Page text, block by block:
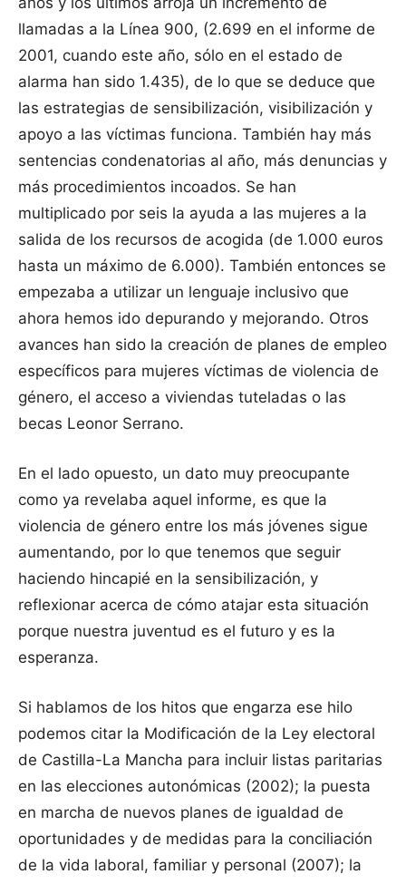
llamadas a la Línea 900, (2.699 en el informe de
2001, cuando este año, sólo en el estado de
alarma han sido 1.435), de lo que se deduce que
las estrategias de sensibilización, visibilización y
apoyo a las víctimas funciona. También hay más
sentencias condenatorias al año, más denuncias y
más procedimientos incoados. Se han
multiplicado por seis la ayuda a las mujeres a la
salida de los recursos de acogida (de 1.000 euros
hasta un máximo de 6.000). También entonces se
empezaba a utilizar un lenguaje inclusivo que
ahora hemos ido depurando y mejorando. Otros
avances han sido la creación de planes de empleo
específicos para mujeres víctimas de violencia de
género, el acceso a viviendas tuteladas o las
becas Leonor Serrano.
En el lado opuesto, un dato muy preocupante
como ya revelaba aquel informe, es que la
violencia de género entre los más jóvenes sigue
aumentando, por lo que tenemos que seguir
haciendo hincapié en la sensibilización, y
reflexionar acerca de cómo atajar esta situación
porque nuestra juventud es el futuro y es la
esperanza.
Si hablamos de los hitos que engarza ese hilo
podemos citar la Modificación de la Ley electoral
de Castilla-La Mancha para incluir listas paritarias
en las elecciones autonómicas (2002); la puesta
en marcha de nuevos planes de igualdad de
oportunidades y de medidas para la conciliación
de la vida laboral, familiar y personal (2007); la